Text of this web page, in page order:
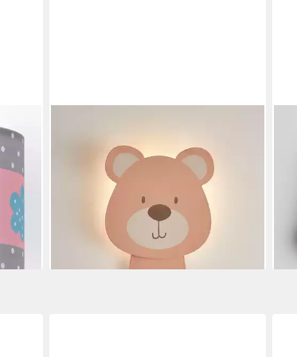
Kinderzimmer
UVP
lieferbar - in 3-4 Werktagen bei dir